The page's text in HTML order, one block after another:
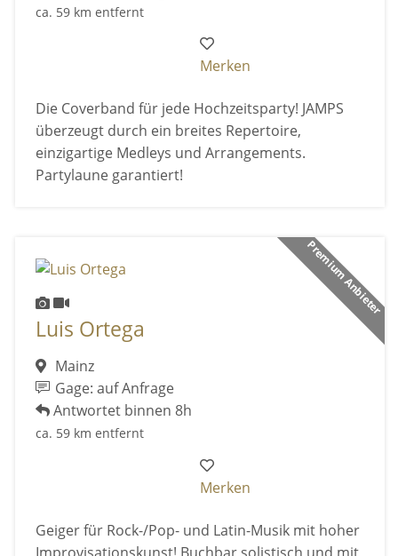
ca. 59 km entfernt
Merken
Die Coverband für jede Hochzeitsparty! JAMPS
überzeugt durch ein breites Repertoire,
einzigartige Medleys und Arrangements.
Partylaune garantiert!
Premium Anbieter
Luis Ortega
Mainz
Gage: auf Anfrage
Antwortet binnen 8h
ca. 59 km entfernt
Merken
Geiger für Rock-/Pop- und Latin-Musik mit hoher
Improvisationskunst! Buchbar solistisch und mit